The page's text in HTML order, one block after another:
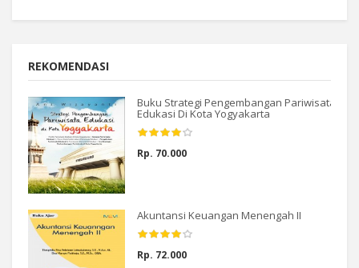
REKOMENDASI
Buku Strategi Pengembangan Pariwisata
Edukasi Di Kota Yogyakarta
Rp. 70.000
Akuntansi Keuangan Menengah II
Rp. 72.000